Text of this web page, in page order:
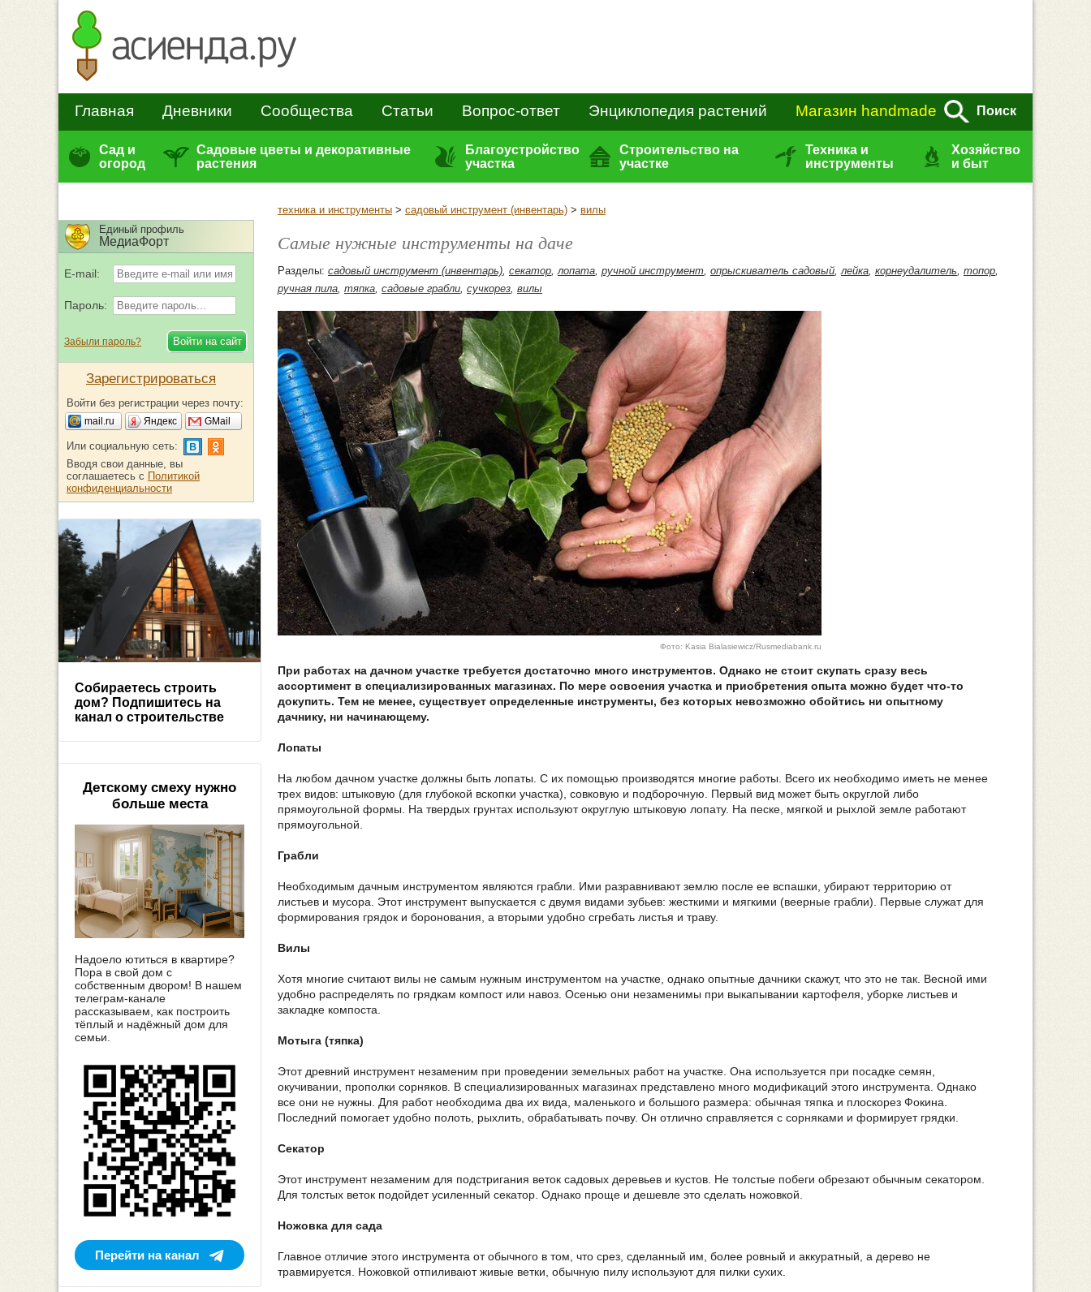
Главная Дневники Сообщества Статьи Вопрос-ответ Энциклопедия растений Магазин handmade Поиск
Сад и
огород
Садовые цветы и декоративные
растения
Благоустройство
участка
Строительство на
участке
Техника и
инструменты
Хозяйство
и быт
техника и инструменты > садовый инструмент (инвентарь) > вилы
Самые нужные инструменты на даче
Разделы: садовый инструмент (инвентарь), секатор,лопата, ручной инструмент, опрыскиватель садовый,лейка, корнеудалитель, топор,
ручная пила, тяпка, садовые грабли, сучкорез, вилы
Фото: Kasia Bialasiewicz/Rusmediabank.ru
При работах на дачном участке требуется достаточно много инструментов. Однако не стоит скупать сразу весь
ассортимент в специализированных магазинах. По мере освоения участка и приобретения опыта можно будет что-то
докупить. Тем не менее, существует определенные инструменты, без которых невозможно обойтись ни опытному
дачнику, ни начинающему.
Лопаты
На любом дачном участке должны быть лопаты. С их помощью производятся многие работы. Всего их необходимо иметь не менее
трех видов: штыковую (для глубокой вскопки участка), совковую и подборочную. Первый вид может быть округлой либо
прямоугольной формы. На твердых грунтах используют округлую штыковую лопату. На песке, мягкой и рыхлой земле работают
прямоугольной.
Грабли
Необходимым дачным инструментом являются грабли. Ими разравнивают землю после ее вспашки, убирают территорию от
листьев и мусора. Этот инструмент выпускается с двумя видами зубьев: жесткими и мягкими (веерные грабли). Первые служат для
формирования грядок и боронования, а вторыми удобно сгребать листья и траву.
Вилы
Хотя многие считают вилы не самым нужным инструментом на участке, однако опытные дачники скажут, что это не так. Весной ими
удобно распределять по грядкам компост или навоз. Осенью они незаменимы при выкапывании картофеля, уборке листьев и
закладке компоста.
Мотыга (тяпка)
Этот древний инструмент незаменим при проведении земельных работ на участке. Она используется при посадке семян,
окучивании, прополки сорняков. В специализированных магазинах представлено много модификаций этого инструмента. Однако
все они не нужны. Для работ необходима два их вида, маленького и большого размера: обычная тяпка и плоскорез Фокина.
Последний помогает удобно полоть, рыхлить, обрабатывать почву. Он отлично справляется с сорняками и формирует грядки.
Секатор
Этот инструмент незаменим для подстригания веток садовых деревьев и кустов. Не толстые побеги обрезают обычным секатором.
Для толстых веток подойдет усиленный секатор. Однако проще и дешевле это сделать ножовкой.
Ножовка для сада
Главное отличие этого инструмента от обычного в том, что срез, сделанный им, более ровный и аккуратный, а дерево не
травмируется. Ножовкой отпиливают живые ветки, обычную пилу используют для пилки сухих.
Единый профиль
МедиаФорт
E-mail:
Пароль:
Забыли пароль?
Зарегистрироваться
Войти без регистрации через почту:
mail.ru Яндекс GMail
Или социальную сеть:
Вводя свои данные, вы
соглашаетесь с Политикой
конфиденциальности
Собираетесь строить
дом? Подпишитесь на
канал о строительстве
Детскому смеху нужно
больше места
Надоело ютиться в квартире?
Пора в свой дом с
собственным двором! В нашем
телеграм-канале
рассказываем, как построить
тёплый и надёжный дом для
семьи.
Перейти на канал